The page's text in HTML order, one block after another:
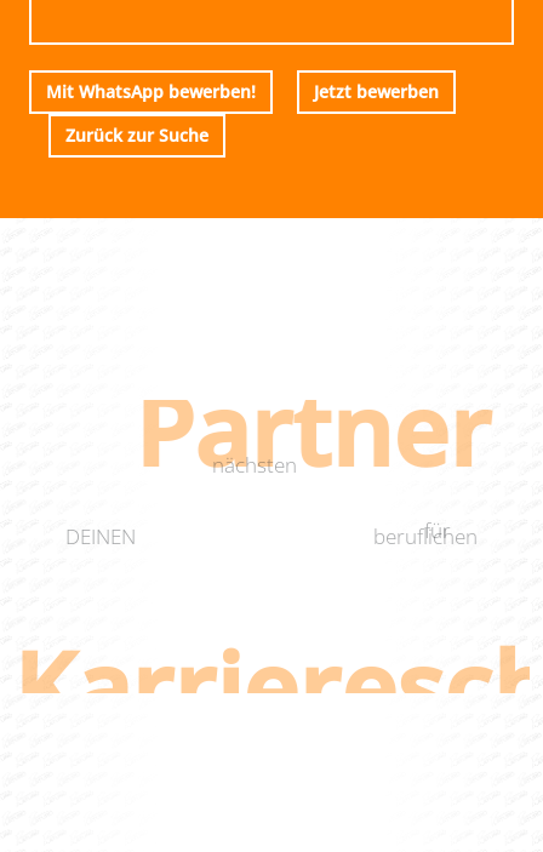
Mit WhatsApp bewerben!
Jetzt bewerben
Zurück zur Suche
Partner
für
DEINEN
nächsten
beruflichen